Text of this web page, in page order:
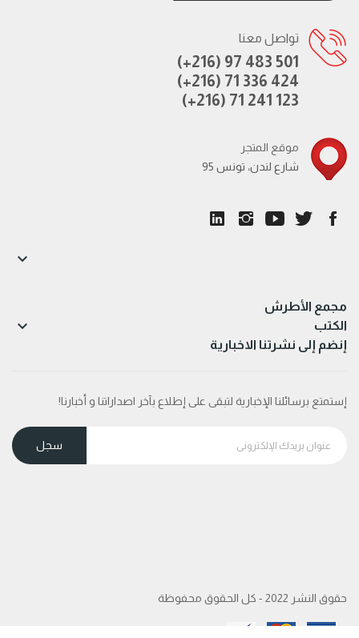
تواصل معنا
(+216) 97 483 501
(+216) 71 336 424
(+216) 71 241 123
موقع المتجر
95 شارع لندن، تونس
مجمع الأطرش

الكتب 
إنضم إلى نشرتنا الاخبارية
إستمتع برسائلنا الإخبارية لتبقى على إطلاع بآخر اصداراتنا و أخبارنا!
حقوق النشر 2022 - كل الحقوق محفوظة